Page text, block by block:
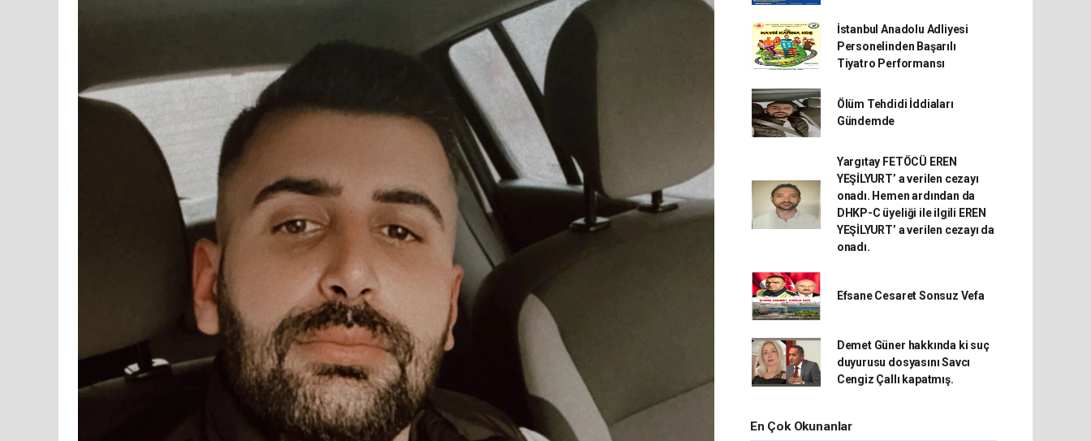
İstanbul Anadolu Adliyesi
Personelinden Başarılı
Tiyatro Performansı
Ölüm Tehdidi İddiaları
Gündemde
Yargıtay FETÖCÜ EREN
YEŞİLYURT’ a verilen cezayı
onadı. Hemen ardından da
DHKP-C üyeliği ile ilgili EREN
YEŞİLYURT’ a verilen cezayı da
onadı.
Efsane Cesaret Sonsuz Vefa
Demet Güner hakkında ki suç
duyurusu dosyasını Savcı
Cengiz Çallı kapatmış.
En Çok Okunanlar